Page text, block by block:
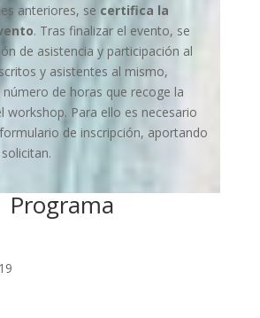
anteriores, se certifica la
. Tras finalizar el evento, se
de asistencia y participación al
y asistentes al mismo,
de horas que recoge la
workshop. Para ello es necesario
de inscripción, aportando
Programa